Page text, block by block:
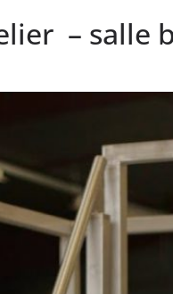
– salle